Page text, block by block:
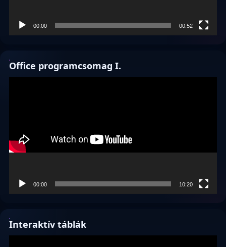
00:00 00:52
Office programcsomag I.
00:00 10:20
Interaktív táblák